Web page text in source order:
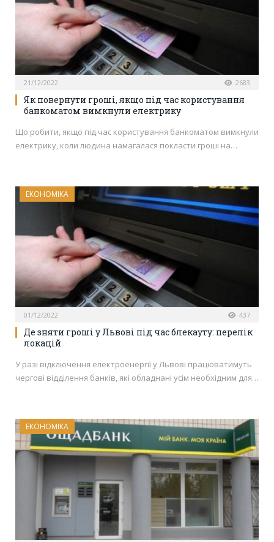
21/12/2022 2683
Як повернути гроші, якщо під час користування
банкоматом вимкнули електрику
Що робити, якщо під час користування банкоматом вимкнули
електрику, коли людина намагалася покласти гроші на…
ЕКОНОМІКА
01/12/2022 437
Де зняти гроші у Львові під час блекауту: перелік
локацій
У разі відключення електроенергії у Львові працюватимуть
чергові відділення банків, які обладнані усім необхідним для…
ЕКОНОМІКА